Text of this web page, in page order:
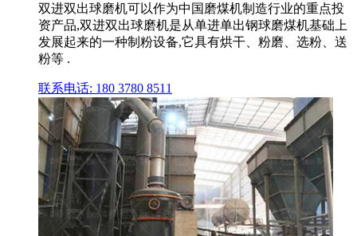
双进双出球磨机可以作为中国磨煤机制造行业的重点投
资产品,双进双出球磨机是从单进单出钢球磨煤机基础上
发展起来的一种制粉设备,它具有烘干、粉磨、选粉、送
粉等 .
联系电话: 180 3780 8511